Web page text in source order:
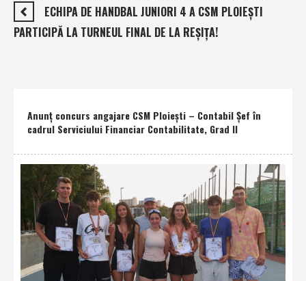
ECHIPA DE HANDBAL JUNIORI 4 A CSM PLOIEŞTI
PARTICIPĂ LA TURNEUL FINAL DE LA REŞIŢA!
Anunţ concurs angajare CSM Ploieşti – Contabil Şef în
cadrul Serviciului Financiar Contabilitate, Grad II